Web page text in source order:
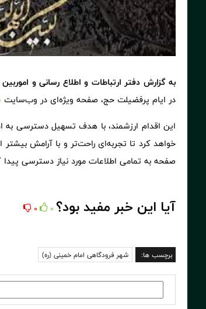
️به گزارش دفتر ارتباطات و اطلاع رسانی و اموربین
در ایام پرفضیلت حج، صفحه ویژه‌ای در وب‌سایت
این اقدام ارزشمند، با هدف تسهیل دسترسی به
خواهد کرد تا تجربه‌ای راحت‌تر و با آرامش
صفحه به تمامی اطلاعات مورد نیاز دسترسی پیدا
آیا این خبر مفید بود؟ 0
0
برچسب ها: شهر فرودگاهی امام خمینی (ره)